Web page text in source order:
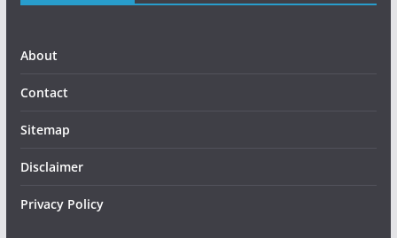
About
Contact
Sitemap
Disclaimer
Privacy Policy